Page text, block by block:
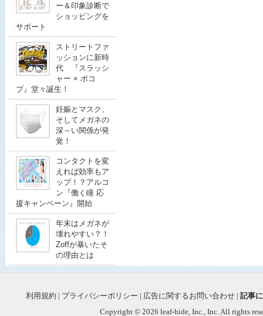
ー＆印象診断で
ショッピングを
サポート
ストリートファ
ッションに新時
代 『スラッシ
ャー × ポコ
プ』堂々誕生！
妊娠とマスク、
そしてメガネの
深～い関係が発
覚！
コンタクトを変
えれば効率もア
ップ！？アルコ
ン『働く瞳 応
援キャンペーン』開始
年末はメガネが
壊れやすい？！
Zoffが暴いたそ
の理由とは
利用規約 | プライバシーポリシー | 広告に関するお問い合わせ | 記事
Copyright © 2026 leaf-hide, Inc., Inc. All rights